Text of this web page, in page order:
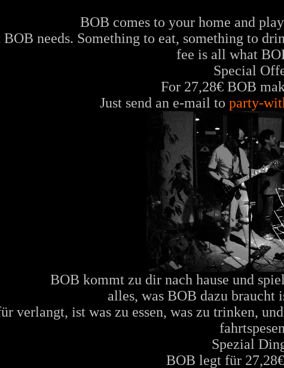
.
BOB comes to your home and
needs. Something to eat, something to
fee is all what
Special
For 27,28€ BOB
Just send an e-mail to party-
BOB kommt zu dir nach hause und
alles, was BOB dazu braucht
verlangt, ist was zu essen, was zu trinken,
Spezial
BOB legt für